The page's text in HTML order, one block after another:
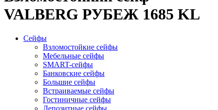
VALBERG РУБЕЖ 1685 KL
Сейфы
Взломостойкие сейфы
Мебельные сейфы
SMART-сейфы
Банковские сейфы
Большие сейфы
Встраиваемые сейфы
Гостиничные сейфы
Депозитные сейфы